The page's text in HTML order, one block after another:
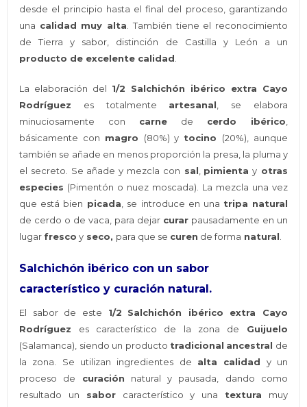
desde el principio hasta el final del proceso, garantizando
una calidad muy alta. También tiene el reconocimiento
de Tierra y sabor, distinción de Castilla y León a un
producto de excelente calidad.
La elaboración del 1/2 Salchichón ibérico extra Cayo
Rodríguez es totalmente artesanal, se elabora
minuciosamente con carne de cerdo ibérico,
básicamente con magro (80%) y tocino (20%), aunque
también se añade en menos proporción la presa, la pluma y
el secreto. Se añade y mezcla con sal, pimienta y otras
especies (Pimentón o nuez moscada). La mezcla una vez
que está bien picada, se introduce en una tripa natural
de cerdo o de vaca, para dejar curarpausadamente en un
lugar fresco y seco, para que se curen de forma natural.
Salchichón ibérico con un sabor
característico y curación natural.
El sabor de este 1/2
Salchichón ibérico extra Cayo
Rodríguez es característico de la zona de Guijuelo
(Salamanca), siendo un producto tradicional ancestral de
la zona. Se utilizan ingredientes de alta calidad y un
proceso de curación natural y pausada, dando como
resultado un saborcaracterístico y una textura muy